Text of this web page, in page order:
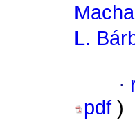
L.
·
pdf )